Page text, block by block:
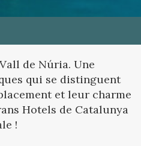
Créer un compte
de Núria. Une
qui se distinguent
et leur charme
Hotels de Catalunya
!